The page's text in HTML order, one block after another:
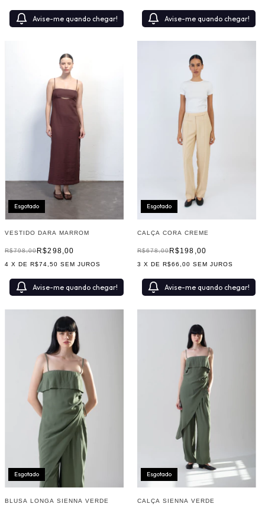
Avise-me quando chegar! Avise-me quando chegar!
Esgotado
VESTIDO DARA MARROM
R$298,00
R$798,00
4 X DER$74,50 SEM JUROS
Avise-me quando chegar!
Esgotado
CALÇA CORA CREME
R$198,00
R$678,00
3 X DE R$66,00 SEM JUROS
Avise-me quando chegar!
Esgotado
BLUSA LONGA SIENNA VERDE
Esgotado
CALÇA SIENNA VERDE